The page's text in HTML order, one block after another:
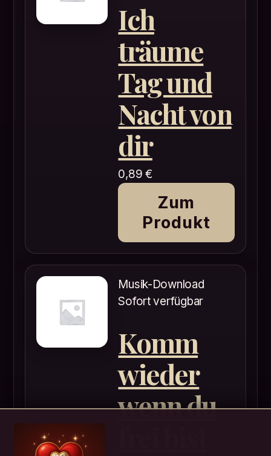
Ich
träume
Tag und
Nacht von
dir
0,89€
Zum
Produkt
Musik-Download
Sofort verfügbar
Komm
wieder
wenn du